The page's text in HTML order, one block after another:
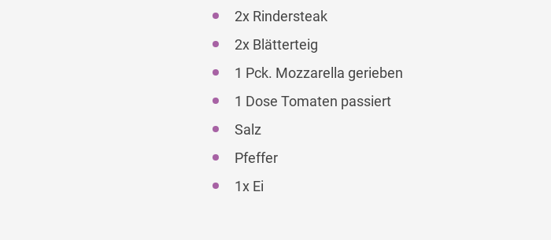
2x Rindersteak
2x Blätterteig
1 Pck. Mozzarella gerieben
1 Dose Tomaten passiert
Salz
Pfeffer
1x Ei